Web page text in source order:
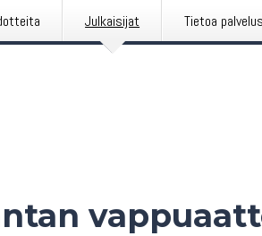
Julkaisijat Tietoa